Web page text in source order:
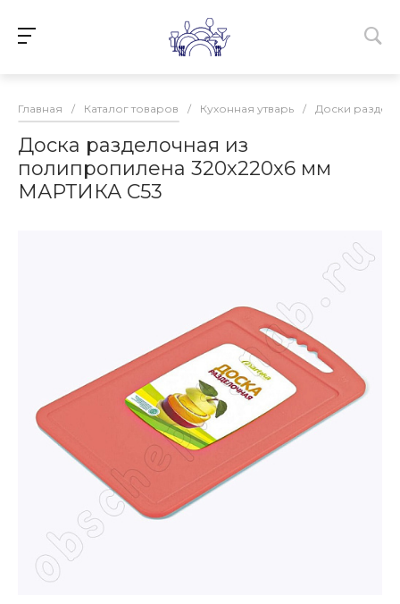
Главная / Каталог товаров / Кухонная утварь / Доски
Доска разделочная из
полипропилена 320х220х6 мм
МАРТИКА С53